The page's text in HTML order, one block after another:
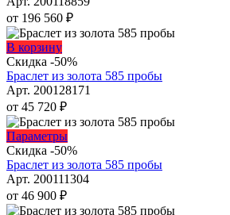
товара.
вариаций.
Опции
можно
выбрать
на
странице
товара.
от 196 560 ₽
В корзинуЭтот
товар
имеет
несколько
вариаций.
Опции
можно
выбрать
на
странице
товара.
Скидка -50%
Браслет из золота 585 пробы
Арт. 200128171
от 45 720 ₽
ПараметрыЭтот
товар
имеет
несколько
Опции
Скидка -50%
Браслет из золота 585 пробы
Арт. 200111304
от 46 900 ₽